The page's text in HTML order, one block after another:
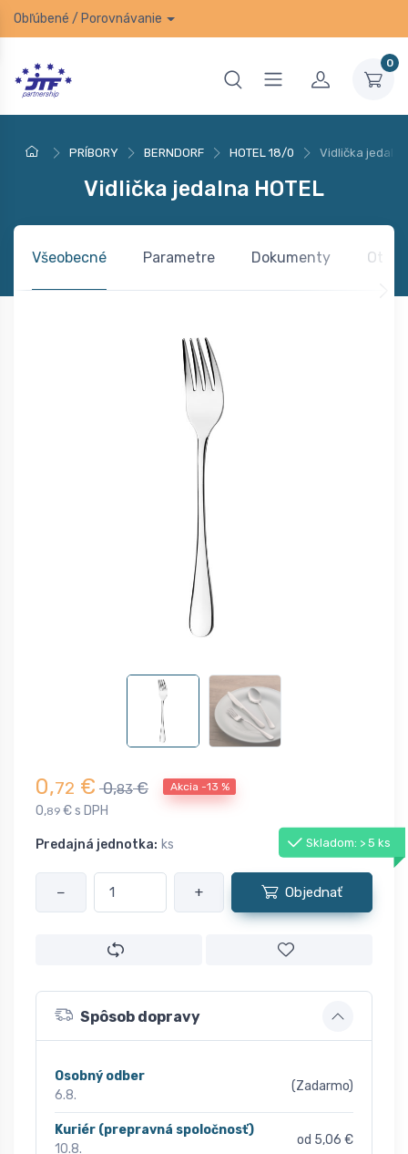
Obľúbené / Porovnávanie
0
PRÍBORY BERNDORF HOTEL 18/0 Vidlička jedalna
Vidlička jedalna HOTEL
Všeobecné Parametre Dokumenty
0,72 € 0,83€ Akcia -13 %
0,89 € s DPH
Predajná jednotka: ks Skladom: > 5 ks
− + Objednať
Spôsob dopravy
Osobný odber
6.8.
(Zadarmo)
Kuriér (prepravná spoločnosť)
10.8.
od 5,06 €